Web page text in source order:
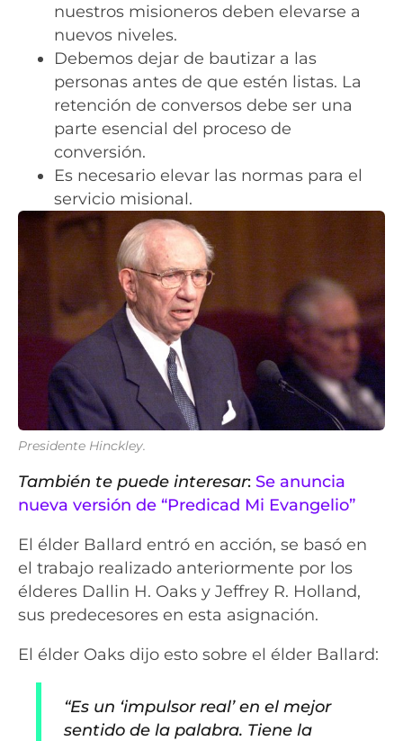
nuestros misioneros deben elevarse a
nuevos niveles.
Debemos dejar de bautizar a las
personas antes de que estén listas. La
retención de conversos debe ser una
parte esencial del proceso de
conversión.
Es necesario elevar las normas para el
servicio misional.
Presidente Hinckley.
También te puede interesar: Se anuncia
nueva versión de “Predicad Mi Evangelio”
El élder Ballard entró en acción, se basó en
el trabajo realizado anteriormente por los
élderes Dallin H. Oaks y Jeffrey R. Holland,
sus predecesores en esta asignación.
El élder Oaks dijo esto sobre el élder Ballard:
“Es un ‘impulsor real’ en el mejor
sentido de la palabra. Tiene la